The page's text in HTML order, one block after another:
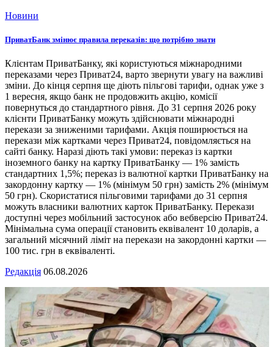
Новини
ПриватБанк змінює правила переказів: що потрібно знати
Клієнтам ПриватБанку, які користуються міжнародними
переказами через Приват24, варто звернути увагу на важливі
зміни. До кінця серпня ще діють пільгові тарифи, однак уже з
1 вересня, якщо банк не продовжить акцію, комісії
повернуться до стандартного рівня. До 31 серпня 2026 року
клієнти ПриватБанку можуть здійснювати міжнародні
перекази за зниженими тарифами. Акція поширюється на
перекази між картками через Приват24, повідомляється на
сайті банку. Наразі діють такі умови: переказ із картки
іноземного банку на картку ПриватБанку — 1% замість
стандартних 1,5%; переказ із валютної картки ПриватБанку на
закордонну картку — 1% (мінімум 50 грн) замість 2% (мінімум
50 грн). Скористатися пільговими тарифами до 31 серпня
можуть власники валютних карток ПриватБанку. Перекази
доступні через мобільний застосунок або вебверсію Приват24.
Мінімальна сума операції становить еквівалент 10 доларів, а
загальний місячний ліміт на перекази на закордонні картки —
100 тис. грн в еквіваленті.
Редакція 06.08.2026